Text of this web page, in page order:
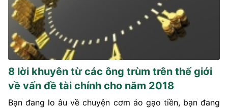
8 lời khuyên từ các ông trùm trên thế giới
về vấn đề tài chính cho năm 2018
Bạn đang lo âu về chuyện cơm áo gạo tiền, bạn đang